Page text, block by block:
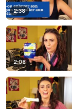
2:38
2:08